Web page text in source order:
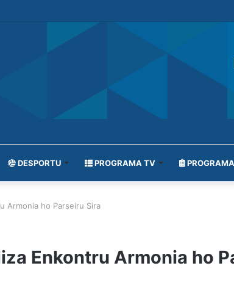
DESPORTU PROGRAMA TV
Armonia ho Parseiru Sira
Enkontru Armonia ho